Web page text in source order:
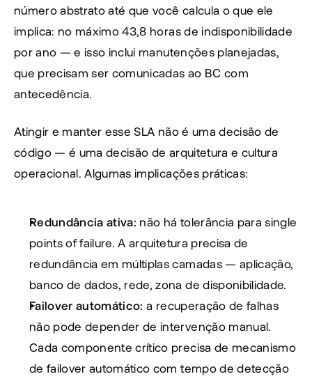
número abstrato até que você calcula o que ele
implica: no máximo 43,8 horas de indisponibilidade
por ano — e isso inclui manutenções planejadas,
que precisam ser comunicadas ao BC com
antecedência.
Atingir e manter esse SLA não é uma decisão de
código — é uma decisão de arquitetura e cultura
operacional. Algumas implicações práticas:
Redundância ativa: não há tolerância para single
points of failure. A arquitetura precisa de
redundância em múltiplas camadas — aplicação,
banco de dados, rede, zona de disponibilidade.
Failover automático: a recuperação de falhas
não pode depender de intervenção manual.
Cada componente crítico precisa de mecanismo
de failover automático com tempo de detecção